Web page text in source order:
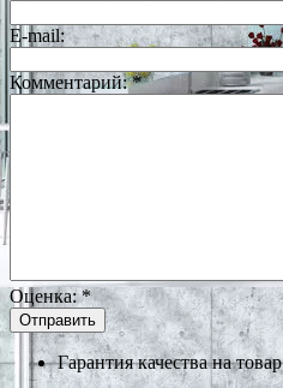
E-mail:
Комментарий:*
Оценка:*
Гарантия качества на товар